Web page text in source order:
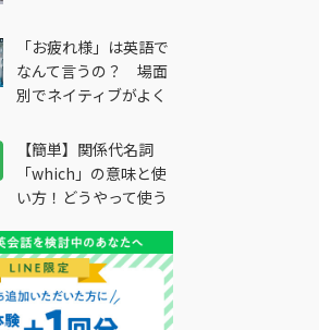
法とは？
「お疲れ様」は英語で
なんて言うの？ 場面
別でネイティブがよく
説
【簡単】関係代名詞
「which」の意味と使
い方！どうやって使う